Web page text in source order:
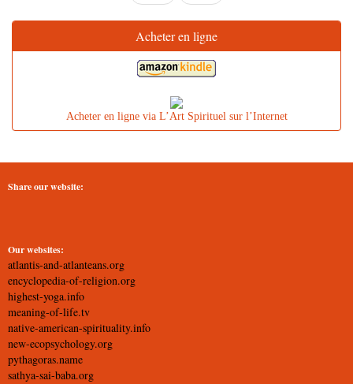
Acheter en ligne
Acheter en ligne via L’Art Spirituel sur l’Internet
Share our website:
Our websites:
atlantis-and-atlanteans.org
encyclopedia-of-religion.org
highest-yoga.info
meaning-of-life.tv
native-american-spirituality.info
new-ecopsychology.org
pythagoras.name
sathya-sai-baba.org